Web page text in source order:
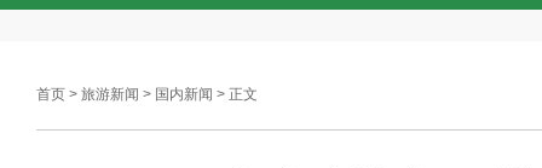
首页 > 旅游新闻 > 国内新闻 > 正文